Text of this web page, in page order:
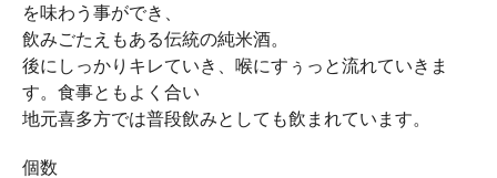
を味わう事ができ、
飲みごたえもある伝統の純米酒。
後にしっかりキレていき、喉にすぅっと流れていきま
す。食事ともよく合い
地元喜多方では普段飲みとしても飲まれています。
個数